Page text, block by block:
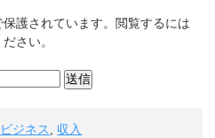
護されています。閲覧するには
さい。
ジネス, 収入